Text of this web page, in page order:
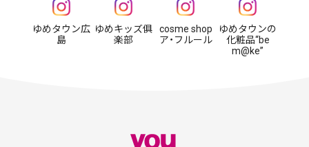
ゆめタウン広
島
ゆめキッズ俱
楽部
cosme shop
ア・フルール
ゆめタウンの
化粧品“be
m@ke”